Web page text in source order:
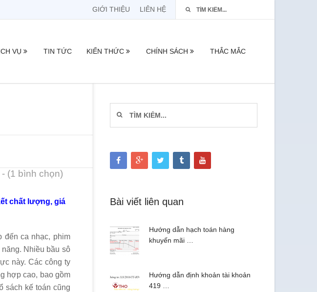
GIỚI THIỆU LIÊN HỆ
VỤ TIN TỨC KIẾN THỨC CHÍNH SÁCH THẮC MẮC
- (1 bình chọn)
chất lượng, giá
đến ca nhạc, phim
Nhiều bầu sô
này. Các công ty
hợp cao, bao gồm
sách kế toán cũng
Bài viết liên quan
Hướng dẫn hạch toán hàng
khuyến mãi …
Hướng dẫn định khoản tài khoản
419 …